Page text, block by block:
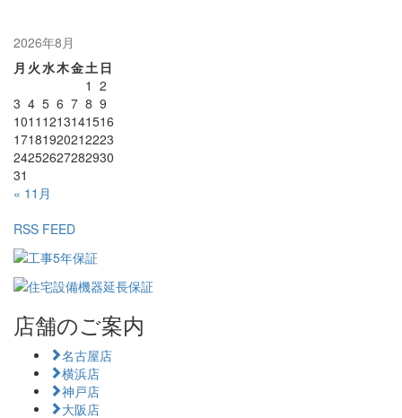
2026年8月
月 火水木金土 日
1 2
3 4 5 6 7 8 9
1011 1213141516
17181920212223
24252627282930
31
« 11月
RSS FEED
店舗のご案内
名古屋店
横浜店
神戸店
大阪店